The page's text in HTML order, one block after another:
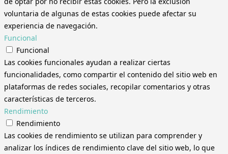
voluntaria de algunas de estas cookies puede afectar su
experiencia de navegación.
Funcional
Funcional
Las cookies funcionales ayudan a realizar ciertas
funcionalidades, como compartir el contenido del sitio web en
plataformas de redes sociales, recopilar comentarios y otras
características de terceros.
Rendimiento
Rendimiento
Las cookies de rendimiento se utilizan para comprender y
analizar los índices de rendimiento clave del sitio web, lo que